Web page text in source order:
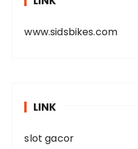
www.sidsbikes.com
LINK
slot gacor